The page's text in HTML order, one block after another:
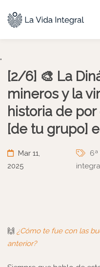
"
[2/6] 🎨 La
mineros y la
historia de
[de tu grupo]
Mar 11,
2025
🙌 ¿Cómo te fue con las
anterior?